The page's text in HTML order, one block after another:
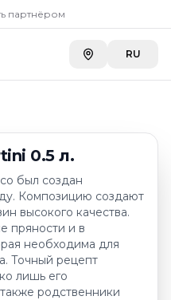
партнёром
RU
0.5 л.
был создан
Композицию создают
высокого качества.
пряности и в
необходима для
Точный рецепт
лишь его
родственники
₸